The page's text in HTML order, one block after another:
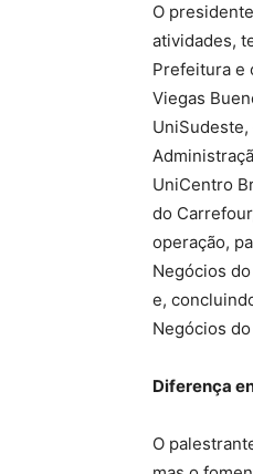
O
atividades,
Prefeitura e
Viegas
UniCentro
do
operação,
Negócios
e,
Negócios
Diferença
O